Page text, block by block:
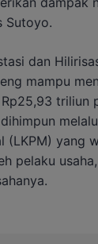
Sutoyo.
dan
mampu
triliun
(LKPM) yang
pelaku